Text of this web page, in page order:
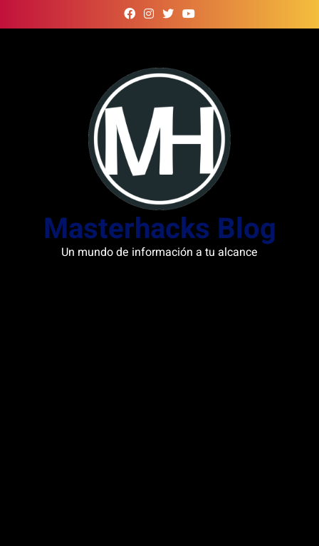
to
Masterhacks Blog
Un mundo de información a tu alcance